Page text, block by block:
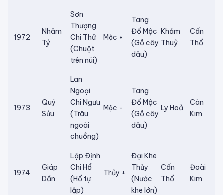
1972
Nhâm
Tý
Sơn
Thượng
Chi Thử
(Chuột
trên núi)
Mộc +
Tang
Đố Mộc
(Gỗ cây
dâu)
Khảm
Thuỷ
Cấn
Thổ
1973
Quý
Sửu
Lan
Ngoại
Chi Ngưu
(Trâu
ngoài
chuồng)
Mộc -
Tang
Đố Mộc
(Gỗ cây
dâu)
Ly Hoả
Càn
Kim
1974
Giáp
Dần
Lập Định
Chi Hổ
(Hổ tự
lập)
Thủy +
Đại Khe
Thủy
(Nước
khe lớn)
Cấn
Thổ
Đoài
Kim